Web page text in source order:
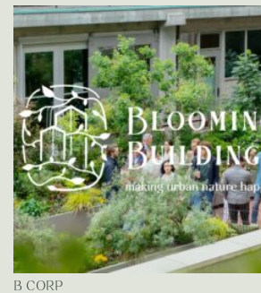
B CORP